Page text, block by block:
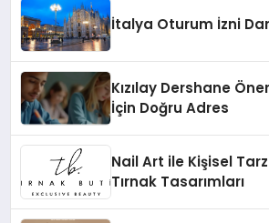
İtalya Oturum İzni
Kızılay Dershane
İçin Doğru Adres
Nail Art ile Kişisel
Tırnak Tasarımları